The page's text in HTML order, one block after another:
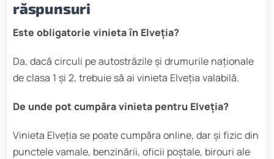
răspunsuri
Este obligatorie vinieta în Elveția?
Da, dacă circuli pe autostrăzile și drumurile naționale
de clasa 1 și 2, trebuie să ai vinieta Elveția valabilă.
De unde pot cumpăra vinieta pentru Elveția?
Vinieta Elveția se poate cumpăra online, dar și fizic din
punctele vamale, benzinării, oficii poștale, birouri ale